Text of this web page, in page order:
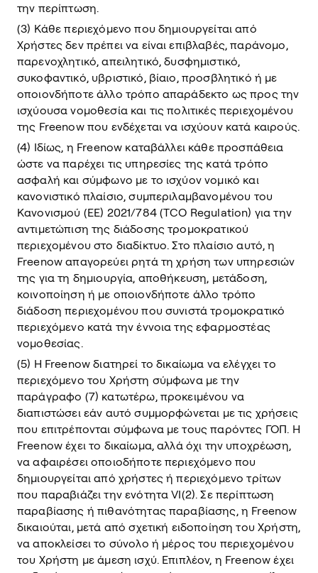
την περίπτωση.
(3) Κάθε περιεχόμενο που δημιουργείται από
Xρήστες δεν πρέπει να είναι επιβλαβές, παράνομο,
παρενοχλητικό, απειλητικό, δυσφημιστικό,
συκοφαντικό, υβριστικό, βίαιο, προσβλητικό ή με
οποιονδήποτε άλλο τρόπο απαράδεκτο ως προς την
ισχύουσα νομοθεσία και τις πολιτικές περιεχομένου
της Freenow που ενδέχεται να ισχύουν κατά καιρούς.
(4) Ιδίως, η Freenow καταβάλλει κάθε προσπάθεια
ώστε να παρέχει τις υπηρεσίες της κατά τρόπο
ασφαλή και σύμφωνο με το ισχύον νομικό και
κανονιστικό πλαίσιο, συμπεριλαμβανομένου του
Κανονισμού (ΕΕ) 2021/784 (ΤCO Regulation) για την
αντιμετώπιση της διάδοσης τρομοκρατικού
περιεχομένου στο διαδίκτυο. Στο πλαίσιο αυτό, η
Freenow απαγορεύει ρητά τη χρήση των υπηρεσιών
της για τη δημιουργία, αποθήκευση, μετάδοση,
κοινοποίηση ή με οποιονδήποτε άλλο τρόπο
διάδοση περιεχομένου που συνιστά τρομοκρατικό
περιεχόμενο κατά την έννοια της εφαρμοστέας
νομοθεσίας.
(5) Η Freenow διατηρεί το δικαίωμα να ελέγχει το
περιεχόμενο του Χρήστη σύμφωνα με την
παράγραφο (7) κατωτέρω, προκειμένου να
διαπιστώσει εάν αυτό συμμορφώνεται με τις χρήσεις
που επιτρέπονται σύμφωνα με τους παρόντες ΓΟΠ. Η
Freenow έχει το δικαίωμα, αλλά όχι την υποχρέωση,
να αφαιρέσει οποιοδήποτε περιεχόμενο που
δημιουργείται από χρήστες ή περιεχόμενο τρίτων
που παραβιάζει την ενότητα VI(2). Σε περίπτωση
παραβίασης ή πιθανότητας παραβίασης, η Freenow
δικαιούται, μετά από σχετική ειδοποίηση του Χρήστη,
να αποκλείσει το σύνολο ή μέρος του περιεχομένου
του Χρήστη με άμεση ισχύ. Επιπλέον, η Freenow έχει